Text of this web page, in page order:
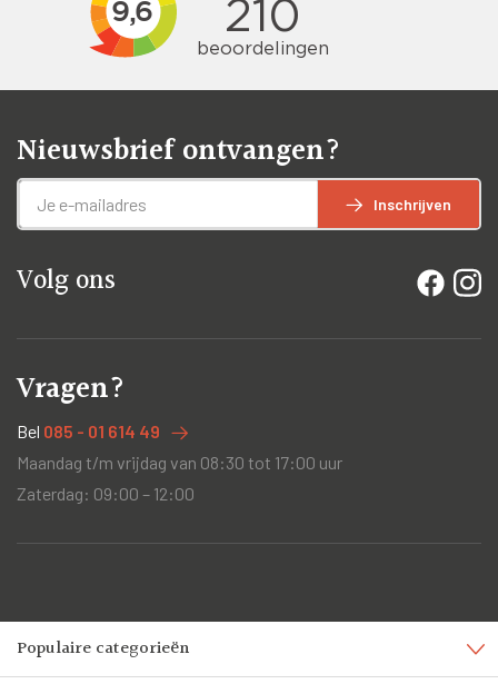
Nieuwsbrief ontvangen?
Inschrijven
Volg ons
Vragen?
Bel 085 - 01 614 49
Maandag t/m vrijdag van 08:30 tot 17:00 uur
Zaterdag: 09:00 – 12:00
Populaire categorieën